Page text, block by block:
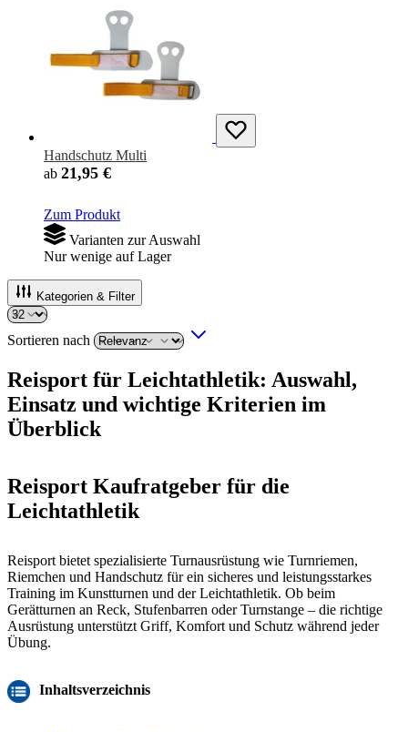
Handschutz Multi
ab 21,95 €
Zum Produkt
Varianten zur Auswahl
Nur wenige auf Lager
Kategorien & Filter
Sortieren nach
Reisport für Leichtathletik: Auswahl,
Einsatz und wichtige Kriterien im
Überblick
Reisport Kaufratgeber für die
Leichtathletik
Reisport bietet spezialisierte Turnausrüstung wie Turnriemen,
Riemchen und Handschutz für ein sicheres und leistungsstarkes
Training im Kunstturnen und der Leichtathletik. Ob beim
Gerätturnen an Reck, Stufenbarren oder Turnstange – die richtige
Ausrüstung unterstützt Griff, Komfort und Schutz während jeder
Übung.
Inhaltsverzeichnis